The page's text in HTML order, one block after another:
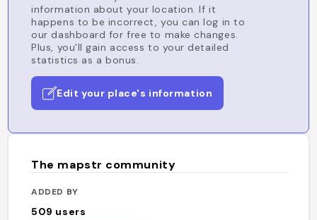
information about your location. If it
happens to be incorrect, you can log in to
our dashboard for free to make changes.
Plus, you'll gain access to your detailed
statistics as a bonus.
Edit your place's information
The mapstr community
ADDED BY
509 users